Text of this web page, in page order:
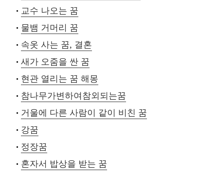
교수 나오는 꿈
물뱀 거머리 꿈
속옷 사는 꿈, 결혼
새가 오줌을 싼 꿈
현관 열리는 꿈 해몽
참나무가변하여참외되는꿈
거울에 다른 사람이 같이 비친 꿈
강꿈
정장꿈
혼자서 밥상을 받는 꿈